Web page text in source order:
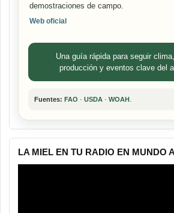
demostraciones de campo.
Web oficial
Una guía rápida para seguir
producción y eventos clave del
Fuentes: FAO · USDA · WOAH
LA MIEL EN TU RADIO EN MUNDO